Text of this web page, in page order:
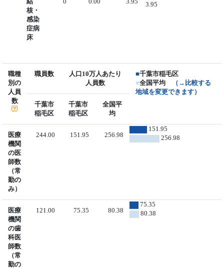
核・
感染
症病
床
3.95
職種
別の
人員
数
職員数
人口10万人あたり
人員数
■千葉市稲毛区
■全国平均
（→比較する
地域を変更できます）
千葉市
稲毛区
千葉市
稲毛区
全国平
均
医療
機関
の医
師数
（常
勤の
み）
244.00 151.95 256.98
151.95
256.98
医療
機関
の歯
科医
師数
（常
勤の
121.00 75.35 80.38
75.35
80.38